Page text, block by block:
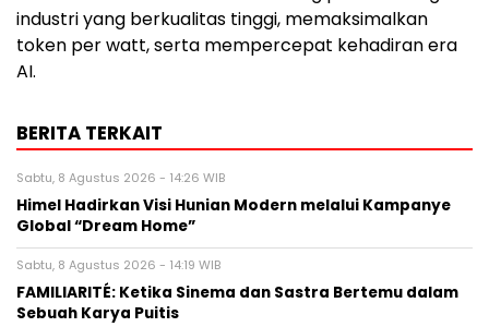
industri yang berkualitas tinggi, memaksimalkan
token per watt, serta mempercepat kehadiran era
AI.
BERITA TERKAIT
Sabtu, 8 Agustus 2026 - 14:26 WIB
Himel Hadirkan Visi Hunian Modern melalui Kampanye
Global “Dream Home”
Sabtu, 8 Agustus 2026 - 14:19 WIB
FAMILIARITÉ: Ketika Sinema dan Sastra Bertemu dalam
Sebuah Karya Puitis